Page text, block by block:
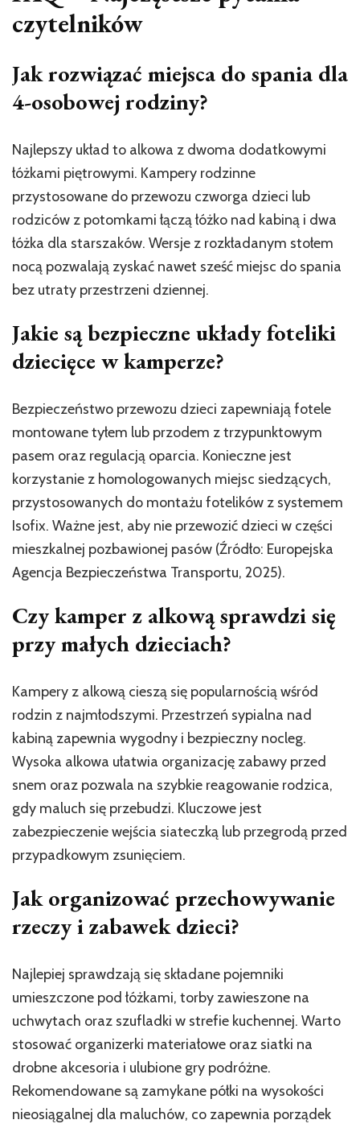
czytelników
Jak rozwiązać miejsca do spania dla
4-osobowej rodziny?
Najlepszy układ to alkowa z dwoma dodatkowymi
łóżkami piętrowymi. Kampery rodzinne
przystosowane do przewozu czworga dzieci lub
rodziców z potomkami łączą łóżko nad kabiną i dwa
łóżka dla starszaków. Wersje z rozkładanym stołem
nocą pozwalają zyskać nawet sześć miejsc do spania
bez utraty przestrzeni dziennej.
Jakie są bezpieczne układy foteliki
dziecięce w kamperze?
Bezpieczeństwo przewozu dzieci zapewniają fotele
montowane tyłem lub przodem z trzypunktowym
pasem oraz regulacją oparcia. Konieczne jest
korzystanie z homologowanych miejsc siedzących,
przystosowanych do montażu fotelików z systemem
Isofix. Ważne jest, aby nie przewozić dzieci w części
mieszkalnej pozbawionej pasów (Źródło: Europejska
Agencja Bezpieczeństwa Transportu, 2025).
Czy kamper z alkową sprawdzi się
przy małych dzieciach?
Kampery z alkową cieszą się popularnością wśród
rodzin z najmłodszymi. Przestrzeń sypialna nad
kabiną zapewnia wygodny i bezpieczny nocleg.
Wysoka alkowa ułatwia organizację zabawy przed
snem oraz pozwala na szybkie reagowanie rodzica,
gdy maluch się przebudzi. Kluczowe jest
zabezpieczenie wejścia siateczką lub przegrodą przed
przypadkowym zsunięciem.
Jak organizować przechowywanie
rzeczy i zabawek dzieci?
Najlepiej sprawdzają się składane pojemniki
umieszczone pod łóżkami, torby zawieszone na
uchwytach oraz szufladki w strefie kuchennej. Warto
stosować organizerki materiałowe oraz siatki na
drobne akcesoria i ulubione gry podróżne.
Rekomendowane są zamykane półki na wysokości
nieosiągalnej dla maluchów, co zapewnia porządek